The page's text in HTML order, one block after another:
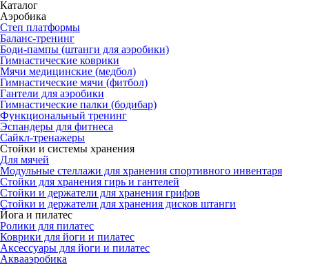
Каталог
Аэробика
Степ платформы
Баланс-тренинг
Боди-пампы (штанги для аэробики)
Гимнастические коврики
Мячи медицинские (медбол)
Гимнастические мячи (фитбол)
Гантели для аэробики
Гимнастические палки (бодибар)
Функциональный тренинг
Эспандеры для фитнеса
Сайкл-тренажеры
Стойки и системы хранения
Для мячей
Модульные стеллажи для хранения спортивного инвентаря
Стойки для хранения гирь и гантелей
Стойки и держатели для хранения грифов
Стойки и держатели для хранения дисков штанги
Йога и пилатес
Ролики для пилатес
Коврики для йоги и пилатес
Аксессуары для йоги и пилатес
Аквааэробика